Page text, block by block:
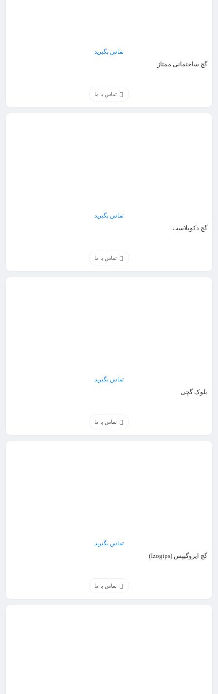
تماس بگیرید
گچ ساختمانی ممتاز
تماس با ما
تماس بگیرید
گچ دکوپلاست
تماس با ما
تماس بگیرید
بلوک گچی
تماس با ما
تماس بگیرید
گچ ایزوگیپس (Izogips)
تماس با ما